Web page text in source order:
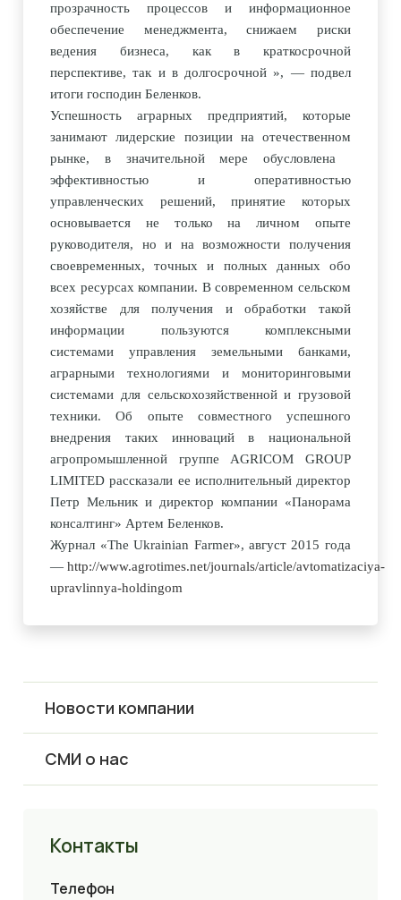
прозрачность процессов и информационное
обеспечение менеджмента, снижаем риски
ведения бизнеса, как в краткосрочной
перспективе, так и в долгосрочной», — подвел
итоги господин Беленков.
Успешность аграрных предприятий, которые
занимают лидерские позиции на отечественном
рынке, в значительной мере обусловлена ​​
эффективностью и оперативностью
управленческих решений, принятие которых
основывается не только на личном опыте
руководителя, но и на возможности получения
своевременных, точных и полных данных обо
всех ресурсах компании. В современном сельском
хозяйстве для получения и обработки такой
информации пользуются комплексными
системами управления земельными банками,
аграрными технологиями и мониторинговыми
системами для сельскохозяйственной и грузовой
техники. Об опыте совместного успешного
внедрения таких инноваций в национальной
агропромышленной группе AGRICOM GROUP
LIMITED рассказали ее исполнительный директор
Петр Мельник и директор компании «Панорама
консалтинг»Артем Беленков.
Журнал «The Ukrainian Farmer», август 2015 года
—http://www.agrotimes.net/journals/article/avtomatizaciya-
upravlinnya-holdingom
Новости компании
СМИ о нас
Контакты
Телефон